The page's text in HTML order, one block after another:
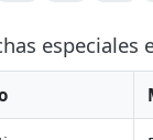
especiales